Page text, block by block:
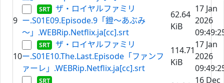
9
ザ・ロイヤルファミリ
ー.S01E09.Episode.9「鐙～あぶみ
～」.WEBRip.Netflix.ja[cc].srt
62.64
KiB
17 Jan
2026
10
ザ・ロイヤルファミリ
ー.S01E10.The.Last.Episode「ファンフ
ァーレ」.WEBRip.Netflix.ja[cc].srt
114.71
KiB
17 Jan
2026
16 Dec